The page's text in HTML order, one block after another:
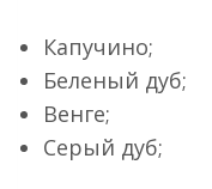
Капучино;
Беленый дуб;
Венге;
Серый дуб;